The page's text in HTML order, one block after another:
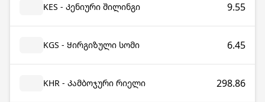
KES - Კენიური შილინგი 9.55
KGS - Ყირგიზული სომი 6.45
KHR - Კამბოჯური რიელი 298.86